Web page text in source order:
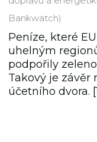
Bankwatch)
Peníze, které
uhelným
podpořily
Takový je závěr
účetního dvora.